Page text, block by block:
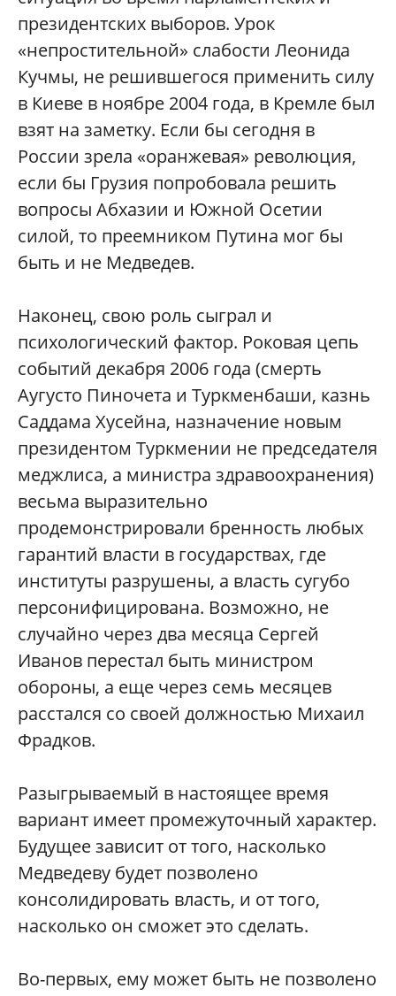
президентских выборов. Урок
«непростительной» слабости Леонида
Кучмы, не решившегося применить силу
в Киеве в ноябре 2004 года, в Кремле был
взят на заметку. Если бы сегодня в
России зрела «оранжевая» революция,
если бы Грузия попробовала решить
вопросы Абхазии и Южной Осетии
силой, то преемником Путина мог бы
быть и не Медведев.
Наконец, свою роль сыграл и
психологический фактор. Роковая цепь
событий декабря 2006 года (смерть
Аугусто Пиночета и Туркменбаши, казнь
Саддама Хусейна, назначение новым
президентом Туркмении не председателя
меджлиса, а министра здравоохранения)
весьма выразительно
продемонстрировали бренность любых
гарантий власти в государствах, где
институты разрушены, а власть сугубо
персонифицирована. Возможно, не
случайно через два месяца Сергей
Иванов перестал быть министром
обороны, а еще через семь месяцев
расстался со своей должностью Михаил
Фрадков.
Разыгрываемый в настоящее время
вариант имеет промежуточный характер.
Будущее зависит от того, насколько
Медведеву будет позволено
консолидировать власть, и от того,
насколько он сможет это сделать.
Во-первых, ему может быть не позволено